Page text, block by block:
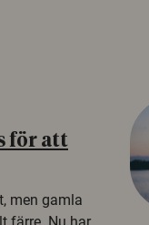
för att
men gamla